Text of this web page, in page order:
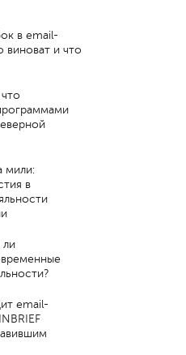
в email-
виноват и что
мили:
в
ли
email-